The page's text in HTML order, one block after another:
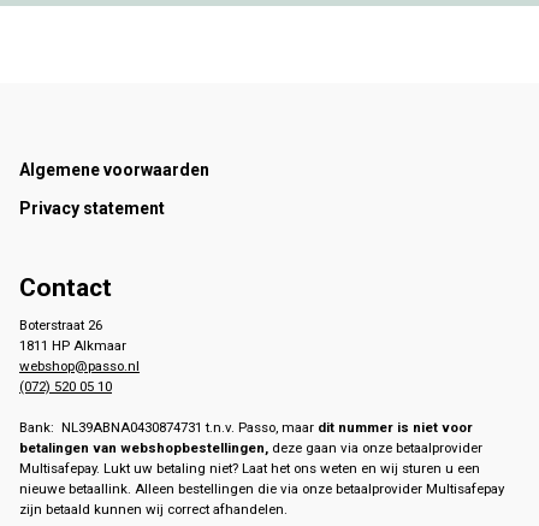
Footer
Algemene voorwaarden
Privacy statement
Contact
Boterstraat 26
1811 HP Alkmaar
webshop@passo.nl
(072) 520 05 10
Bank: NL39ABNA0430874731 t.n.v. Passo, maar dit nummer is niet voor
betalingen van webshopbestellingen, deze gaan via onze betaalprovider
Multisafepay. Lukt uw betaling niet? Laat het ons weten en wij sturen u een
nieuwe betaallink. Alleen bestellingen die via onze betaalprovider Multisafepay
zijn betaald kunnen wij correct afhandelen.